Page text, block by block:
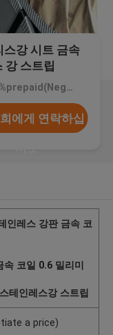
강 시트 금속
스트립
가격：30%prepaid(Negotiate a price)
에게 연락하십
인레스 강판 금속 코
속 코일 0.6 밀리미
테인레스강 스트립
a price)